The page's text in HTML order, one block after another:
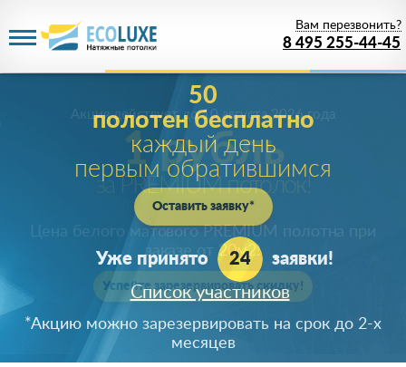
8 495 255-44-45
Вам перезвонить?
1 рубль
за PREMIUM потолок!
Акция действуетдо 10 августа 2026 года
Цена белого матового PREMIUM полотна при
заказе от 20м2!
Успейте зарезервировать скидку!